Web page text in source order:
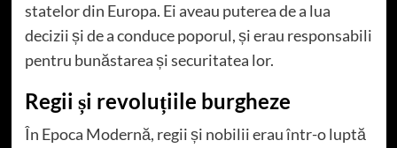
statelor din Europa. Ei aveau puterea de a lua
decizii și de a conduce poporul, și erau responsabili
pentru bunăstarea și securitatea lor.
Regii și revoluțiile burgheze
În Epoca Modernă, regii și nobilii erau într-o luptă